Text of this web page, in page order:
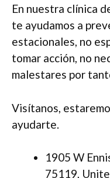
En nuestra clínica
te ayudamos a
estacionales, no
tomar acción, no
malestares por
Visítanos,
ayudarte.
1905 W
75119,